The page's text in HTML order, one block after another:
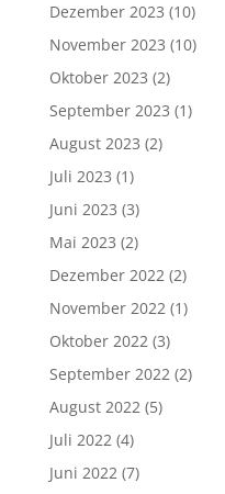
Dezember 2023 (10)
November 2023 (10)
Oktober 2023 (2)
September 2023 (1)
August 2023 (2)
Juli 2023 (1)
Juni 2023 (3)
Mai 2023 (2)
Dezember 2022(2)
November 2022(1)
Oktober 2022(3)
September 2022(2)
August 2022(5)
Juli 2022(4)
Juni 2022(7)